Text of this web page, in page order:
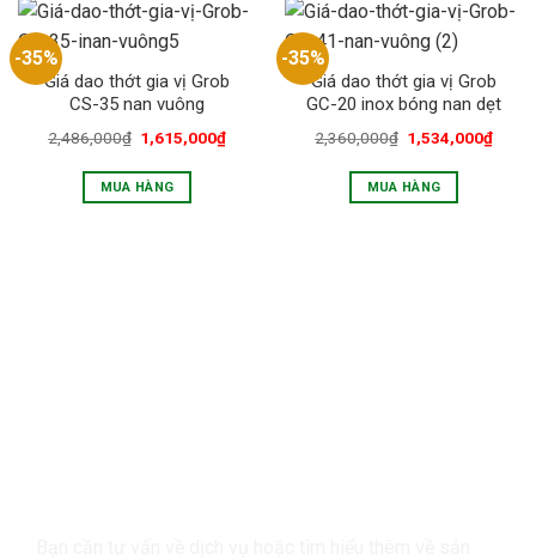
-35%
Giá dao thớt gia vị Grob
CS-35 nan vuông
2,486,000₫ 1,615,000₫
MUA HÀNG
-35%
Giá dao thớt gia vị Grob
GC-20 inox bóng nan dẹt
2,360,000₫ 1,534,000₫
MUA HÀNG